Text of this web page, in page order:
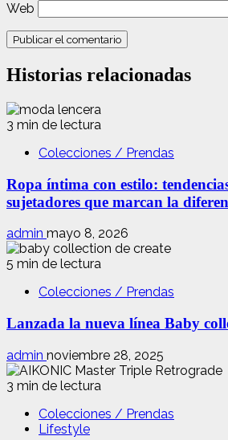
Web
Historias relacionadas
3 min de lectura
Colecciones / Prendas
Ropa íntima con estilo:
sujetadores que marcan la
admin mayo 8, 2026
5 min de lectura
Colecciones / Prendas
Lanzada la nueva línea Baby
admin noviembre 28, 2025
3 min de lectura
Colecciones / Prendas
Lifestyle